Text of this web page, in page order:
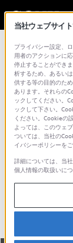
総合サ
VF-
当社ウェブサイ
プライバシー設定、
用者のアクションに
停止することができ
析するため、あるい
供する等の目的のた
あります。それらの
ックしてください。
ックして下さい。
ください。Cookieの
よっては、このウェ
ついては、当社の
イバシーポリシーをご
詳細については、当
個人情報の取扱いにつ